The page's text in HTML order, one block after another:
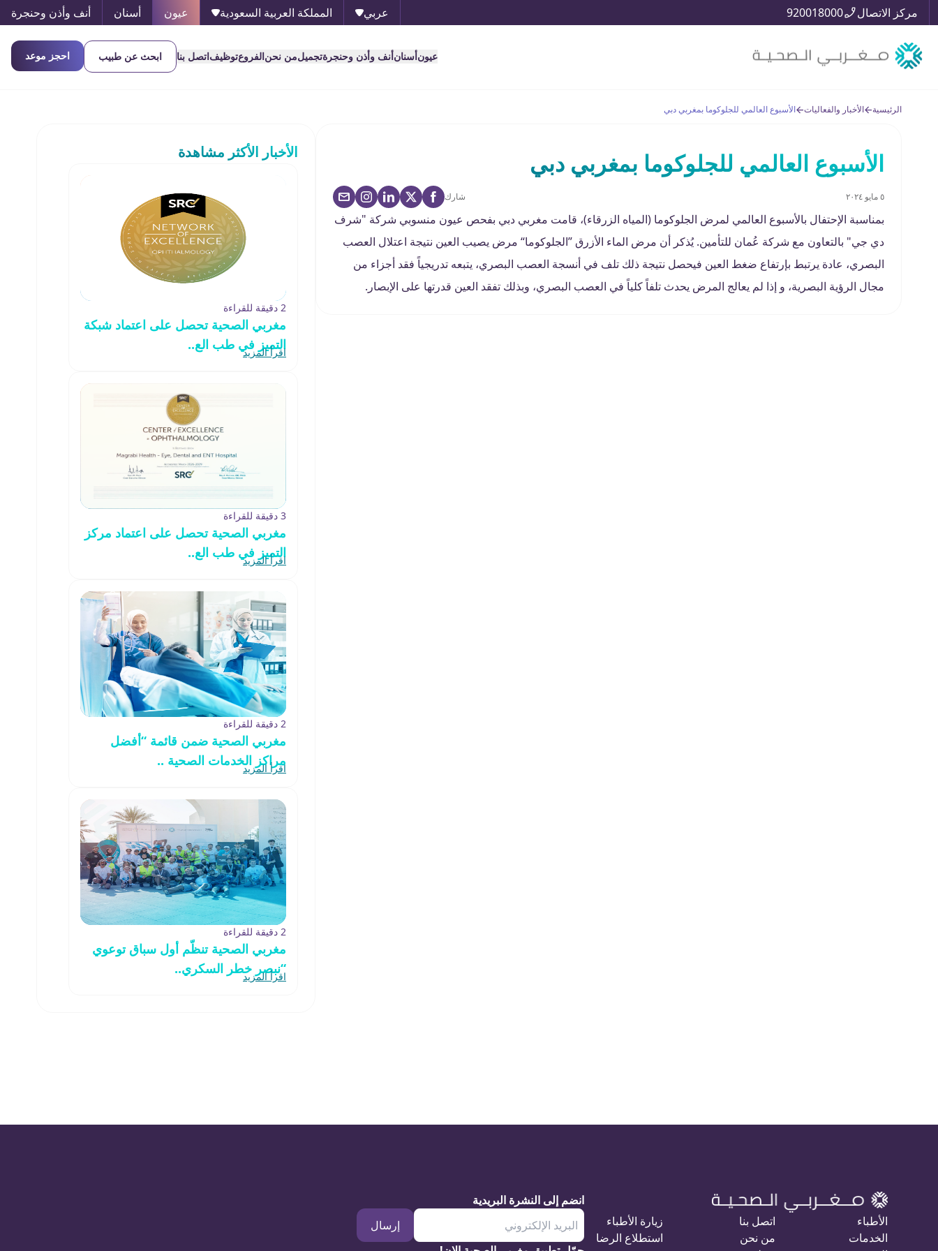
مركز الاتصال 920018000 عربي المملكة العربية السعودية عيون أسنان أنف وأذن وحنجرة
عيونأسنانأنف وأذن وحنجرةتجميلمن نحنالفروعتوظيفاتصل بنا ابحث عن طبيب احجز موعد
الرئيسية الأخبار والفعاليات الأسبوع العالمي للجلوكوما بمغربي دبي
الأسبوع العالمي للجلوكوما بمغربي دبي
٥ مايو ٢٠٢٤ شارك
بمناسبة الإحتفال بالأسبوع العالمي لمرض الجلوكوما (المياه الزرقاء)، قامت مغربي دبي بفحص عيون منسوبي شركة "شرف
دي جي" بالتعاون مع شركة عُمان للتأمين. يُذكر أن مرض الماء الأزرق ”الجلوكوما“ مرض يصيب العين نتيجة اعتلال العصب
البصري، عادة يرتبط بإرتفاع ضغط العين فيحصل نتيجة ذلك تلف في أنسجة العصب البصري، يتبعه تدريجياً فقد أجزاء من
مجال الرؤية البصرية، و إذا لم يعالج المرض يحدث تلفاً كلياً في العصب البصري، وبذلك تفقد العين قدرتها على الإبصار.
الأخبار الأكثر مشاهدة
2 دقيقة للقراءة
مغربي الصحية تحصل على اعتماد شبكة
التميز في طب الع..
اقرأ المزيد
3 دقيقة للقراءة
مغربي الصحية تحصل على اعتماد مركز
التميز في طب الع..
اقرأ المزيد
2 دقيقة للقراءة
مغربي الصحية ضمن قائمة “أفضل
مراكز الخدمات الصحية ..
اقرأ المزيد
2 دقيقة للقراءة
مغربي الصحية تنظّم أول سباق توعوي
“نبصر خطر السكري..
اقرأ المزيد
الأطباء
الخدمات
اتصل بنا
من نحن
زيارة الأطباء
استطلاع الرضا
انضم إلى النشرة البريدية
إرسال